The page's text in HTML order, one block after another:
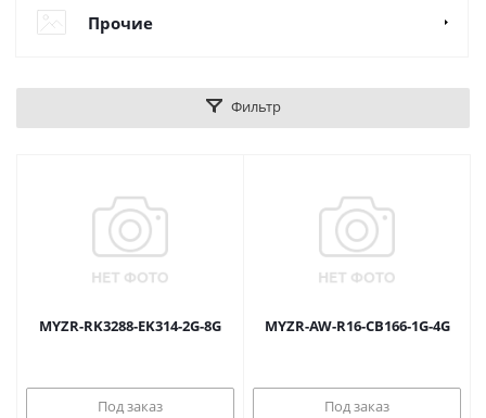
Прочие
Фильтр
MYZR-RK3288-EK314-2G-8G
Под заказ
MYZR-AW-R16-CB166-1G-4G
Под заказ